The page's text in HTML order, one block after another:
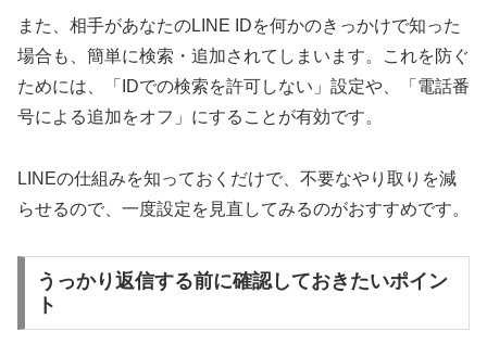
また、相手があなたのLINE IDを何かのきっかけで知った
場合も、簡単に検索・追加されてしまいます。これを防ぐ
ためには、「IDでの検索を許可しない」設定や、「電話番
号による追加をオフ」にすることが有効です。
LINEの仕組みを知っておくだけで、不要なやり取りを減
らせるので、一度設定を見直してみるのがおすすめです。
うっかり返信する前に確認しておきたいポイン
ト